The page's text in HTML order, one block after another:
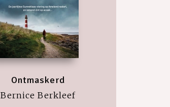
Ontmaskerd
Bernice Berkleef